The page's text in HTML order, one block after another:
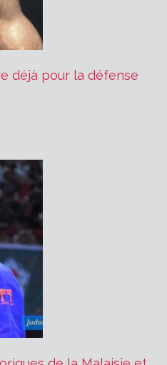
déjà pour la défense